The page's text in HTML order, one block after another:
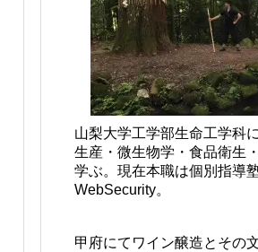
山梨大学工学部生命工学科
生産・微生物学・食品衛生
学ぶ。現在本職は個別指導
WebSecurity。
甲府にてワイン醸造とその